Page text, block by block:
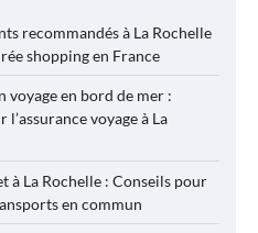
recommandés à La Rochelle
shopping en France
voyage en bord de mer :
voyage à La
à La Rochelle : Conseils pour
en commun